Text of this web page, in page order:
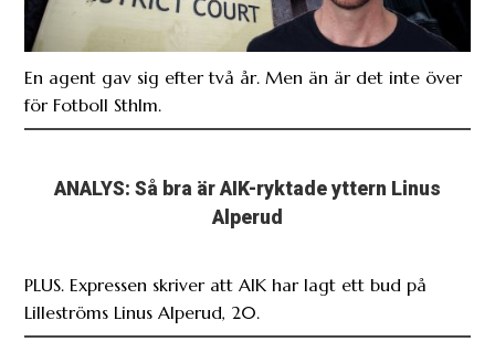
En agent gav sig efter två år. Men än är det inte över
för Fotboll Sthlm.
ANALYS: Så bra är AIK-ryktade yttern Linus
Alperud
PLUS. Expressen skriver att AIK har lagt ett bud på
Lilleströms Linus Alperud, 20.